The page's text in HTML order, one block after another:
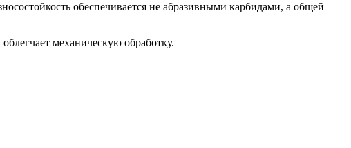
обеспечивается не абразивными карбидами, а общей
механическую обработку.